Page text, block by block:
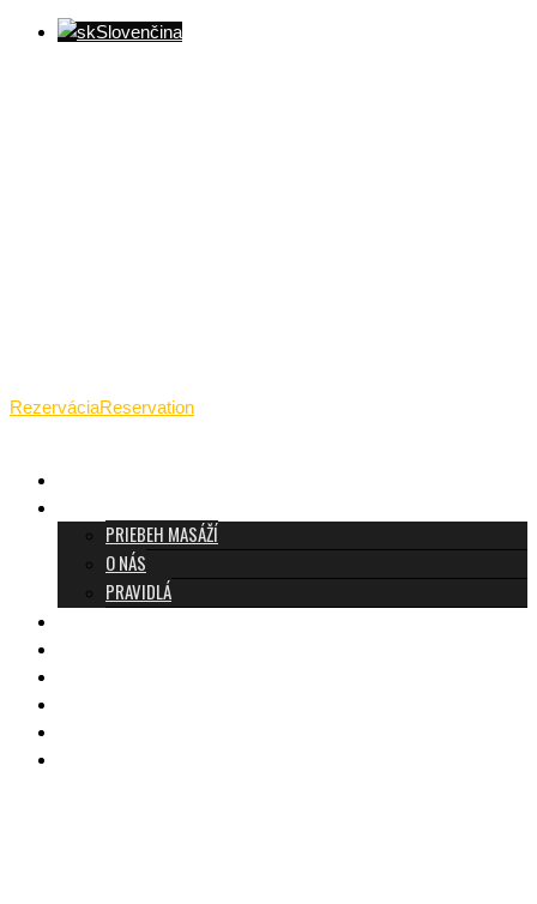
Slovenčina
RezerváciaReservation
PRIEBEH MASÁŽÍ
O NÁS
PRAVIDLÁ